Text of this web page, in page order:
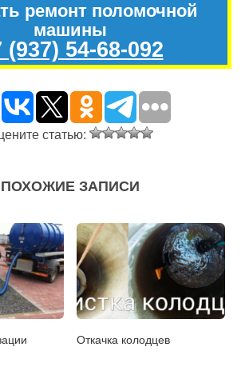
ремонт поломочной
машины
(937) 54-68-092
статью:
ПОХОЖИЕ ЗАПИСИ
Откачка колодцев